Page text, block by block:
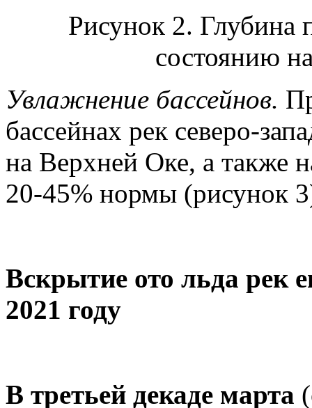
Рисунок 2. Глубина
состоянию
Увлажнение бассейнов.
бассейнах рек северо-
на Верхней Оке, а также
20-45% нормы (рисунок
Вскрытие ото льда рек
2021 году
В третьей декаде марта